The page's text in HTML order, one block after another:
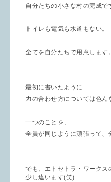
自分たちの小さな村の完成で
トイレも電気も水道もない。
全てを自分たちで用意します。
最初に書いたように
力の合わせ方については色ん
一つのことを、
全員が同じように頑張って、
でも、エトセトラ・ワークス
少し違います(笑)